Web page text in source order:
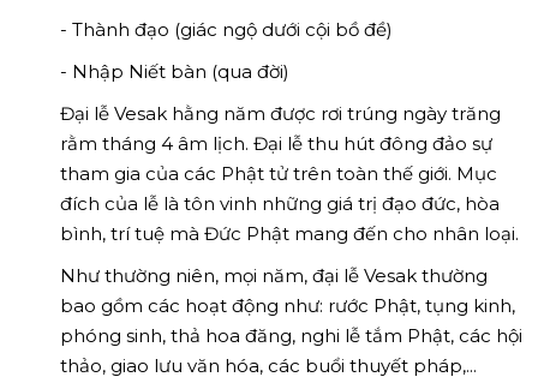
- Thành đạo (giác ngộ dưới cội bồ đề)
- Nhập Niết bàn (qua đời)
Đại lễ Vesak hằng năm được rơi trúng ngày trăng
rằm tháng 4 âm lịch. Đại lễ thu hút đông đảo sự
tham gia của các Phật tử trên toàn thế giới. Mục
đích của lễ là tôn vinh những giá trị đạo đức, hòa
bình, trí tuệ mà Đức Phật mang đến cho nhân loại.
Như thường niên, mọi năm, đại lễ Vesak thường
bao gồm các hoạt động như: rước Phật, tụng kinh,
phóng sinh, thả hoa đăng, nghi lễ tắm Phật, các hội
thảo, giao lưu văn hóa, các buổi thuyết pháp,...